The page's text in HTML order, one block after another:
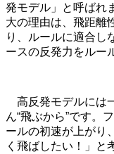
発モデル」と呼ばれ
大の理由は、飛距離
り、ルールに適合し
ースの反発力をルー
高反発モデルには
ん“飛ぶから”です。
ールの初速が上がり
く飛ばしたい！」と